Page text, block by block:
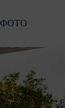
ФОТО